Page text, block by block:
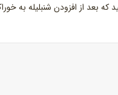
که بعد از افزودن شنبلیله به